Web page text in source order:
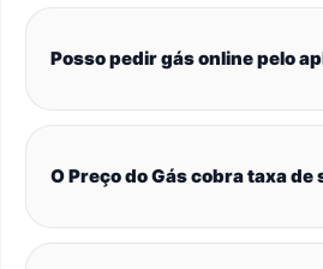
Posso pedir gás online pelo
O Preço do Gás cobra taxa de